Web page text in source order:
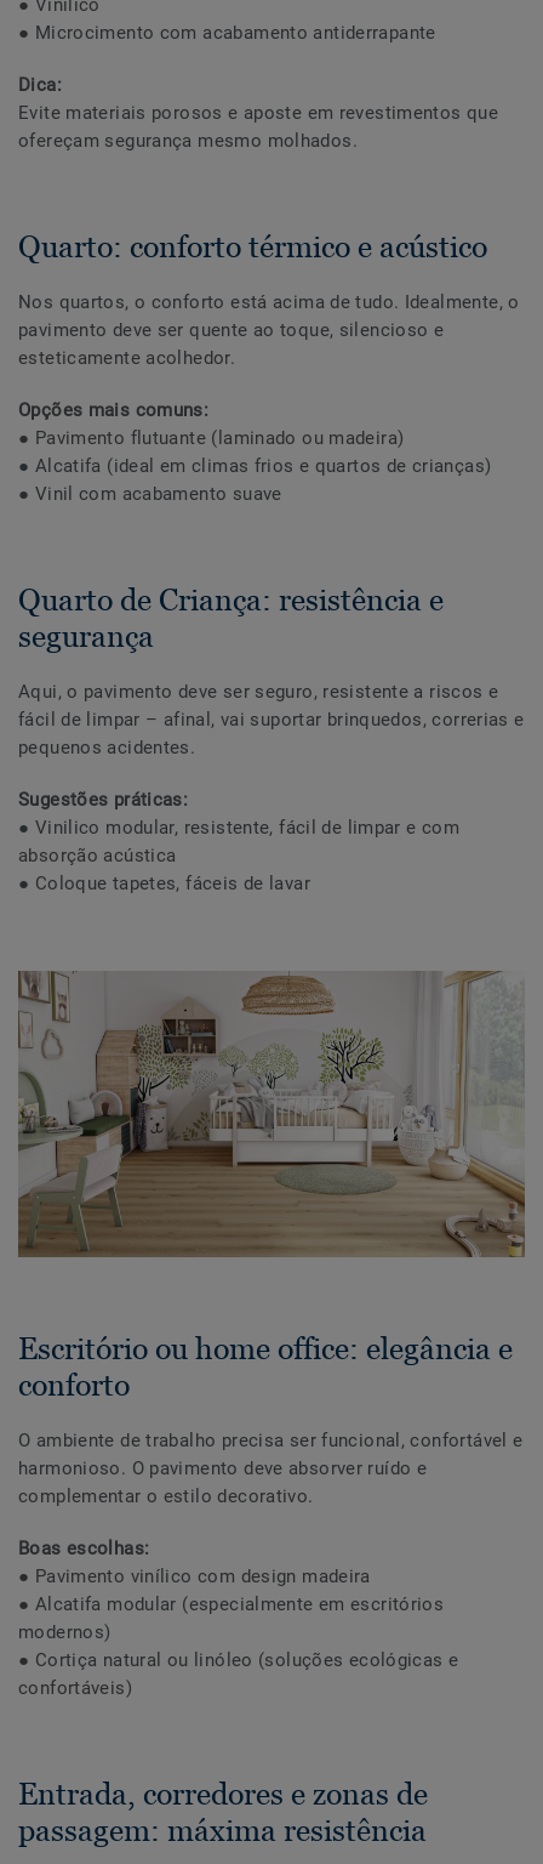
● Vinílico
● Microcimento com acabamento antiderrapante
Dica:
Evite materiais porosos e aposte em revestimentos que
ofereçam segurança mesmo molhados.
Quarto: conforto térmico e acústico
Nos quartos, o conforto está acima de tudo. Idealmente, o
pavimento deve ser quente ao toque, silencioso e
esteticamente acolhedor.
Opções mais comuns:
● Pavimento flutuante (laminado ou madeira)
● Alcatifa (ideal em climas frios e quartos de crianças)
● Vinil com acabamento suave
Quarto de Criança: resistência e
segurança
Aqui, o pavimento deve ser seguro, resistente a riscos e
fácil de limpar – afinal, vai suportar brinquedos, correrias e
pequenos acidentes.
Sugestões práticas:
● Vinilico modular, resistente, fácil de limpar e com
absorção acústica
● Coloque tapetes, fáceis de lavar
Escritório ou home office: elegância e
conforto
O ambiente de trabalho precisa ser funcional, confortável e
harmonioso. O pavimento deve absorver ruído e
complementar o estilo decorativo.
Boas escolhas:
● Pavimento vinílico com design madeira
● Alcatifa modular (especialmente em escritórios
modernos)
● Cortiça natural ou linóleo (soluções ecológicas e
confortáveis)
Entrada, corredores e zonas de
passagem: máxima resistência